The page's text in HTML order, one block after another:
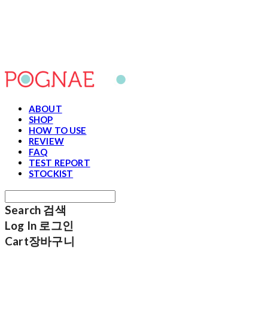
ABOUT
SHOP
HOW TO USE
REVIEW
FAQ
TEST REPORT
STOCKIST
Search 검색
Log In 로그인
Cart장바구니